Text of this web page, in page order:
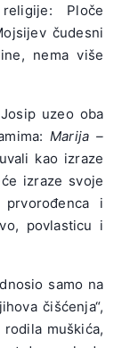
Ploče
čudesni
nema više
uzeo oba
Marija –
kao izraze
izraze svoje
i
povlasticu i
samo na
čišćenja“,
muškića,